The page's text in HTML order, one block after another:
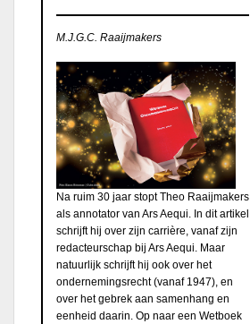
M.J.G.C. Raaijmakers
Na ruim 30 jaar stopt Theo Raaijmakers
als annotator van Ars Aequi. In dit artikel
schrijft hij over zijn carrière, vanaf zijn
redacteurschap bij Ars Aequi. Maar
natuurlijk schrijft hij ook over het
ondernemingsrecht (vanaf 1947), en
over het gebrek aan samenhang en
eenheid daarin. Op naar een Wetboek